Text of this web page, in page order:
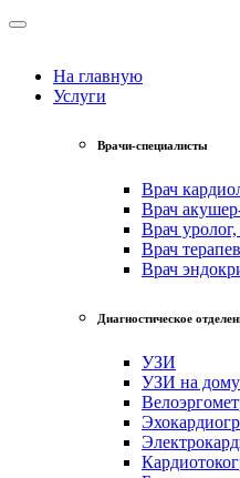
На главную
Услуги
Врачи-специалисты
Врач
Врач
Врач
Врач
Врач
Диагностическое
УЗИ
УЗИ на дому